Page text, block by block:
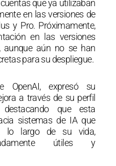
que ya utilizaban
en las versiones de
y Pro. Próximamente,
en las versiones
aunque aún no se han
para su despliegue.
OpenAI, expresó su
a través de su perfil
que esta
sistemas de IA que
lo largo de su vida,
útiles y